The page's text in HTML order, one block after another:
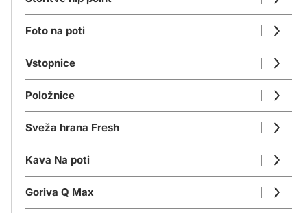
Foto na poti
Vstopnice
Položnice
Sveža hrana Fresh
Kava Na poti
Goriva Q Max